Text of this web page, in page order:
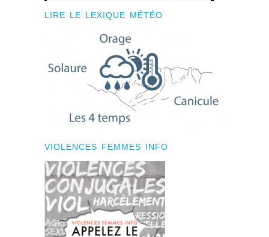
LIRE LE LEXIQUE MÉTÉO
VIOLENCES FEMMES INFO